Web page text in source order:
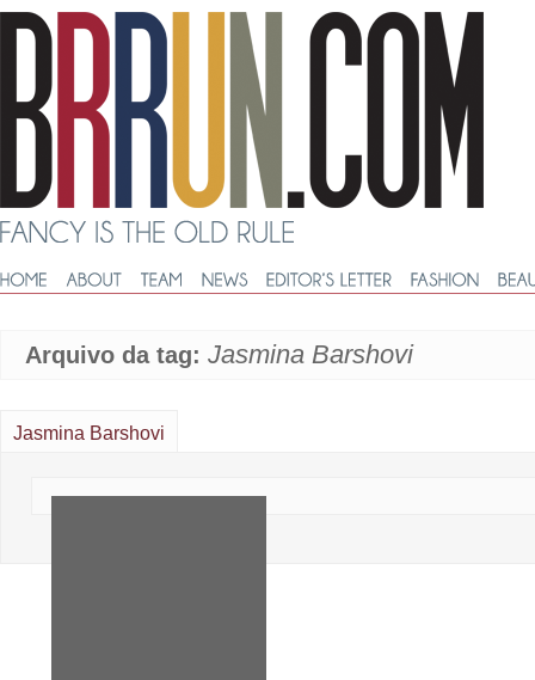
Arquivo da tag: Jasmina Barshovi
Jasmina Barshovi